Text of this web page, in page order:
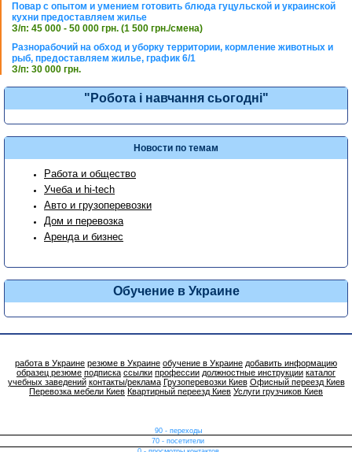
Повар с опытом и умением готовить блюда гуцульской и украинской
кухни предоставляем жилье
З/п: 45 000 - 50 000 грн. (1 500 грн./смена)
Разнорабочий на обход и уборку территории, кормление животных и
рыб, предоставляем жилье, график 6/1
З/п: 30 000 грн.
"Робота і навчання сьогодні"
Новости по темам
Работа и общество
Учеба и hi-tech
Авто и грузоперевозки
Дом и перевозка
Аренда и бизнес
Обучение в Украине
работа в Украине резюме в Украине обучение в Украине добавить информацию
образец резюме подписка ссылки профессии должностные инструкции каталог
учебных заведений контакты/реклама Грузоперевозки Киев Офисный переезд Киев
Перевозка мебели Киев Квартирный переезд Киев Услуги грузчиков Киев
90 - переходы
70 - посетители